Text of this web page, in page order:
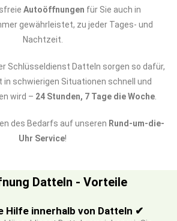
Autoöffnungen für Sie auch in
gewährleistet, zu jeder Tages- und
Nachtzeit.
Schlüsseldienst Datteln sorgen so dafür,
in schwierigen Situationen schnell und
wird – 24 Stunden, 7 Tage die Woche.
des Bedarfs auf unseren Rund-um-die-
Uhr Service!
Datteln - Vorteile
Hilfe innerhalb von Datteln ✔